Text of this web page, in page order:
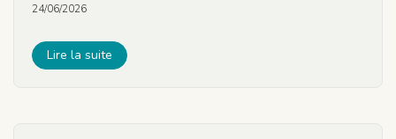
24/06/2026
Lire la suite